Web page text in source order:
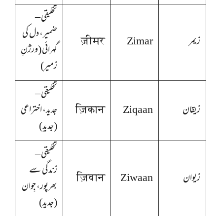
زیمر Zimar
ज़ीमर
تخلیقی –
ضمیر، دل کی
گہرائی (ورژنِ
زمیر)
زیقان Ziqaan
ज़िकान
تخلیقی –
جدید، اختراعی
(جدید)
زیوان Ziwaan
ज़िवान
تخلیقی –
زندگی سے
بھرپور، جِوان
(جدید)